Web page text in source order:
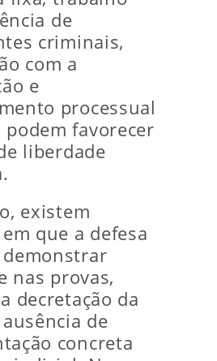
de
criminais,
com a
e
processual
podem favorecer
liberdade
existem
que a defesa
demonstrar
nas provas,
decretação da
de
concreta